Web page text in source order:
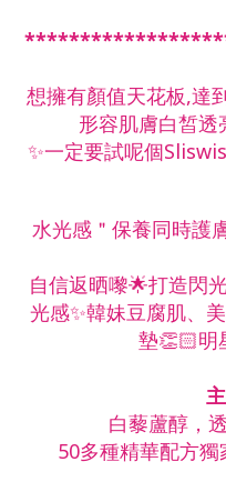
想擁有顏值天花板,達
形容肌膚白皙
✨一定要試呢個
水光感＂保養同時護
自信返晒嚟🌟打造閃
光感✨韓妹豆腐肌、
墊👏🏻明
白藜蘆醇，
50多種精華配方